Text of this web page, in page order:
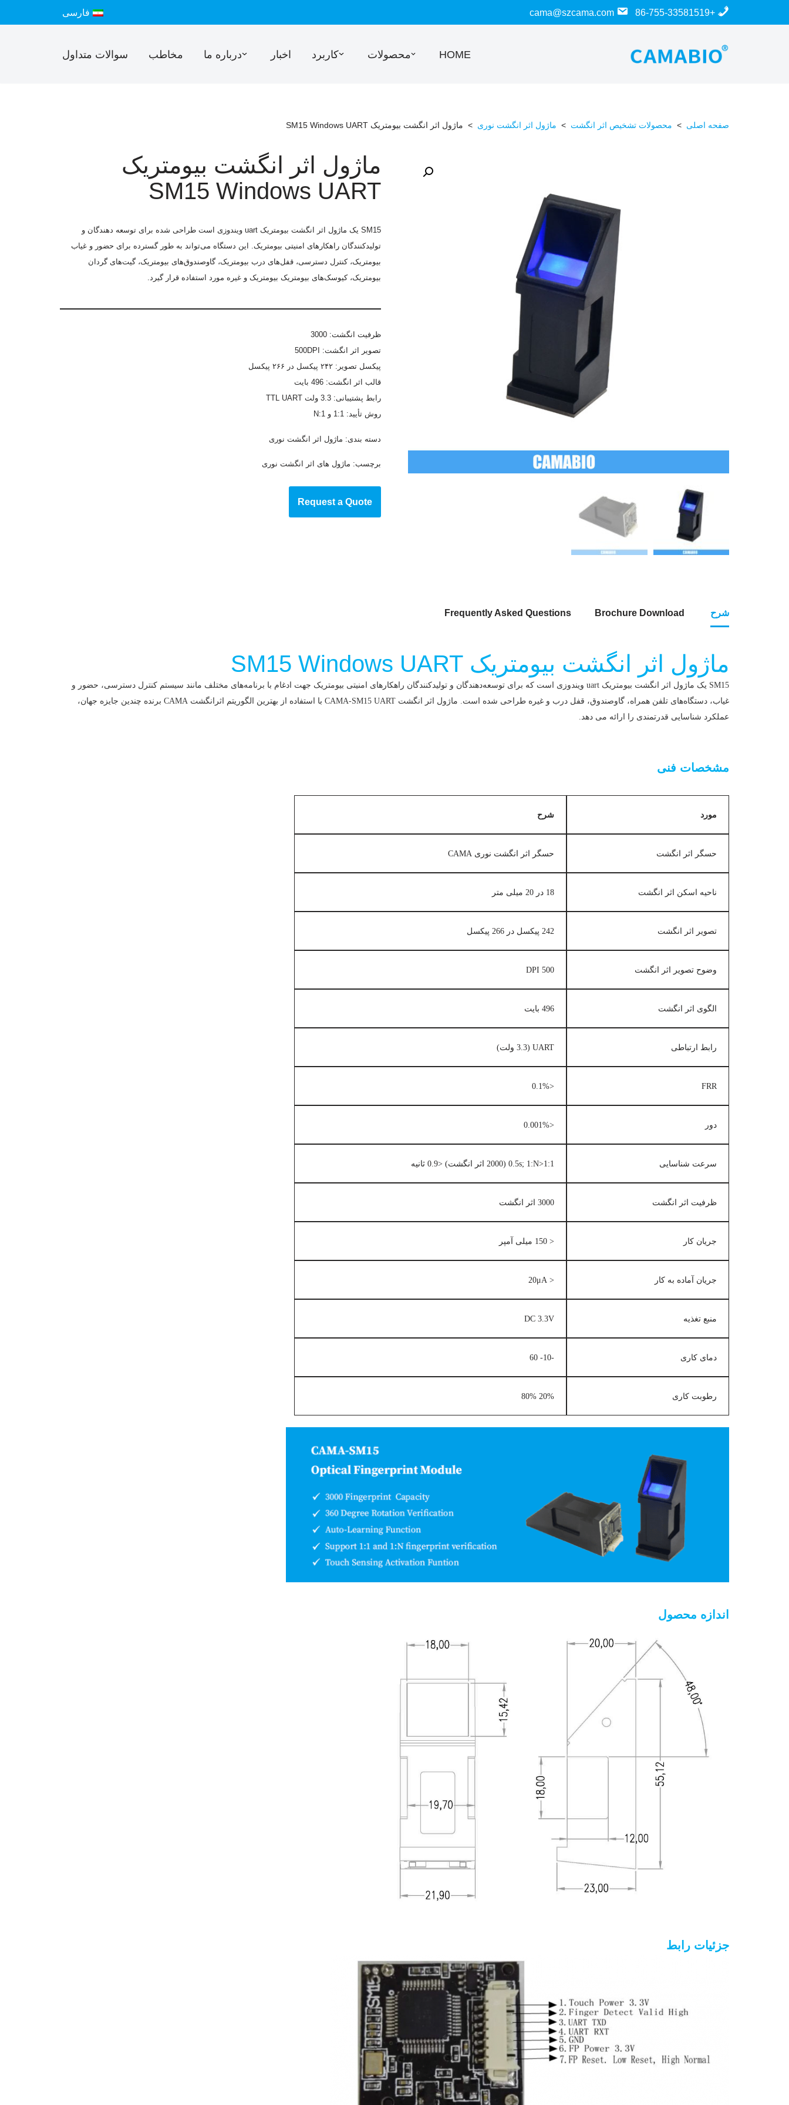
+86-755-33581519 فارسی
HOME محصولات کاربرد اخبار درباره ما مخاطب سوالات متداول
صفحه اصلی > محصولات تشخیص اثر انگشت > ماژول اثر انگشت نوری > ماژول اثر انگشت بیومتریک SM15 Windows UART
ماژول اثر انگشت بیومتریک
SM15 Windows UART
SM15یک ماژول اثر انگشت بیومتریک uart ویندوزی است
طراحی شده برای توسعه دهندگان و
تولیدکنندگان راهکارهای امنیتی بیومتریک. این دستگاه می‌تواند به طور گسترده برای حضور و غیاب
بیومتریک، کنترل دسترسی، قفل‌های درب بیومتریک، گاوصندوق‌های بیومتریک، گیت‌های گردان
بیومتریک، کیوسک‌های بیومتریک بیومتریک و غیره مورد استفاده قرار گیرد.
ظرفیت انگشت: 3000
تصویر اثر انگشت: 500DPI
پیکسل تصویر: ۲۴۲ پیکسل در ۲۶۶ پیکسل
قالب اثر انگشت: 496 بایت
رابط پشتیبانی: 3.3 ولت TTL UART
روش تأیید: 1:1 و 1:N
دسته بندی: ماژول اثر انگشت نوری
برچسب: ماژول های اثر انگشت نوری
Request a Quote
شرح Brochure Download
Frequently Asked Questions
ماژول اثر انگشت بیومتریک SM15 Windows UART
SM15 یک ماژول اثر انگشت بیومتریک uart ویندوزی است که برای توسعه‌دهندگان و تولیدکنندگان راهکارهای امنیتی بیومتریک جهت ادغام با برنامه‌های مختلف مانند سیستم کنترل دسترسی، حضور و
غیاب، دستگاه‌های تلفن همراه، گاوصندوق، قفل درب و غیره طراحی شده است.
ماژول اثر انگشت CAMA-SM15 UART با استفاده از بهترین الگوریتم اثرانگشت CAMA برنده چندین جایزه جهان،
عملکرد شناسایی قدرتمندی را ارائه می دهد.
مشخصات فنی
مورد شرح
حسگر اثر انگشت حسگر اثر انگشت نوری CAMA
ناحیه اسکن اثر انگشت 18 در 20 میلی متر
تصویر اثر انگشت 242 پیکسل در 266 پیکسل
وضوح تصویر اثر انگشت 500 DPI
الگوی اثر انگشت 496 بایت
رابط ارتباطی UART (3.3 ولت)
FRR
<0.1%
دور <0.001%
سرعت شناسایی 1:1<0.5s; 1:N (2000 اثر انگشت) <0.9 ثانیه
ظرفیت اثر انگشت 3000 اثر انگشت
جریان کار < 150 میلی آمپر
جریان آماده به کار < 20μA
منبع تغذیه DC 3.3V
دمای کاری -10- 60
رطوبت کاری 20% 80%
اندازه محصول
جزئیات رابط